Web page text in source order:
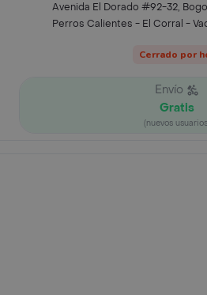
Avenida El Dorado #92-32,
Perros Calientes - El Corral -
Cerrado por
Envío
Gratis
(nuevos